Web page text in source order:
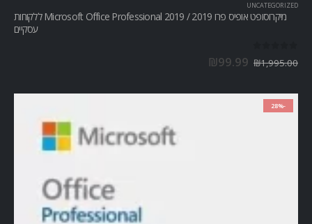
UNCATEGORIZED
מיקרוסופט אופיס פרו Microsoft Office Professional 2019 / 2019 ללקוחות
עסקיים
₪1,995.00
₪99.99
-28%